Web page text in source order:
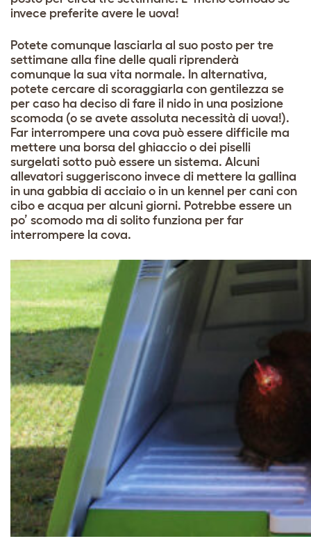
invece preferite avere le uova!
Potete comunque lasciarla al suo posto per tre
settimane alla fine delle quali riprenderà
comunque la sua vita normale. In alternativa,
potete cercare di scoraggiarla con gentilezza se
per caso ha deciso di fare il nido in una posizione
scomoda (o se avete assoluta necessità di uova!).
Far interrompere una cova può essere difficile ma
mettere una borsa del ghiaccio o dei piselli
surgelati sotto può essere un sistema. Alcuni
allevatori suggeriscono invece di mettere la gallina
in una gabbia di acciaio o in un kennel per cani con
cibo e acqua per alcuni giorni. Potrebbe essere un
po’ scomodo ma di solito funziona per far
interrompere la cova.